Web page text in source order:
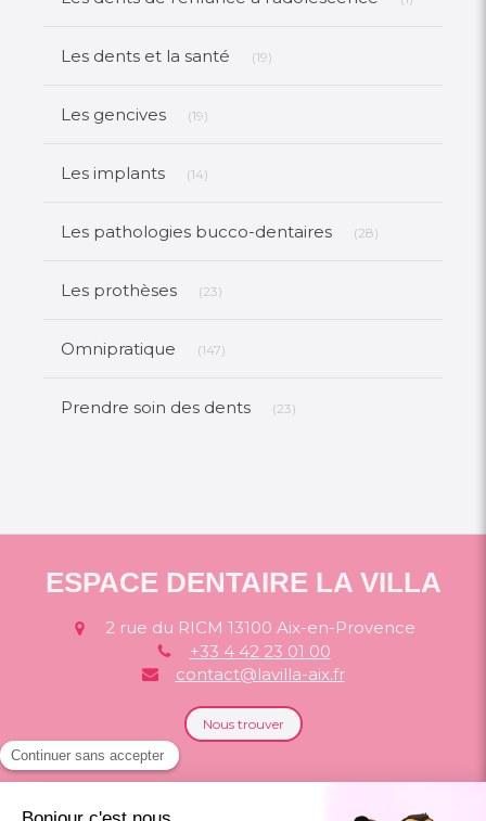
Les dents et la santé (19)
Les gencives (19)
Les implants (14)
Les pathologies bucco-dentaires (28)
Les prothèses (23)
Omnipratique (147)
Prendre soin des dents (23)
ESPACE DENTAIRE LA VILLA
2 rue du RICM 13100 Aix-en-Provence
+33 4 42 23 01 00
contact@lavilla-aix.fr
Nous trouver